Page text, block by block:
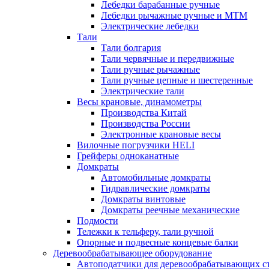
Лебедки барабанные ручные
Лебедки рычажные ручные и МТМ
Электрические лебедки
Тали
Тали болгария
Тали червячные и передвижные
Тали ручные рычажные
Тали ручные цепные и шестеренные
Электрические тали
Весы крановые, динамометры
Производства Китай
Производства России
Электронные крановые весы
Вилочные погрузчики HELI
Грейферы одноканатные
Домкраты
Автомобильные домкраты
Гидравлические домкраты
Домкраты винтовые
Домкраты реечные механические
Подмости
Тележки к тельферу, тали ручной
Опорные и подвесные концевые балки
Деревообрабатывающее оборудование
Автоподатчики для деревообрабатывающих